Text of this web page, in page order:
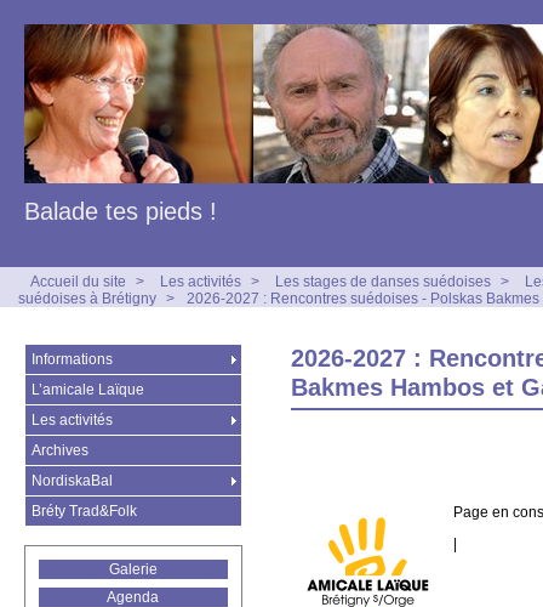
Balade tes pieds !
Accueil du site > Les activités > Les stages de danses suédoises >
suédoises à Brétigny > 2026-2027 : Rencontres suédoises - Polskas
2026-2027 :
Bakmes Hambos et
Page en
Informations
L’amicale Laïque
Les activités
Archives
NordiskaBal
Bréty Trad&Folk
Galerie
Agenda